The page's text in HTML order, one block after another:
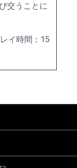
交うことに
イ時間：15